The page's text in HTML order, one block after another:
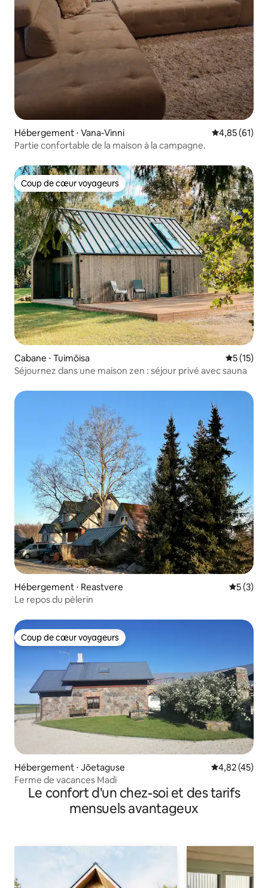
Hébergement ⋅ Vana-Vinni Évaluation
4,85 (61)
Partie confortable de la maison à la campagne.
Coup de cœur voyageurs
Coup de cœur voyageurs
Cabane ⋅ Tuimõisa
5 (15)
Séjournez dans une maison zen : séjour privé avec sauna
Hébergement ⋅ Reastvere
5 (3)
Le repos du pèlerin
Coup de cœur voyageurs
Coup de cœur voyageurs
Hébergement ⋅ Jõetaguse Évaluation
4,82 (45)
Ferme de vacances Madi
Le confort d'un chez-soi et des tarifs
mensuels avantageux